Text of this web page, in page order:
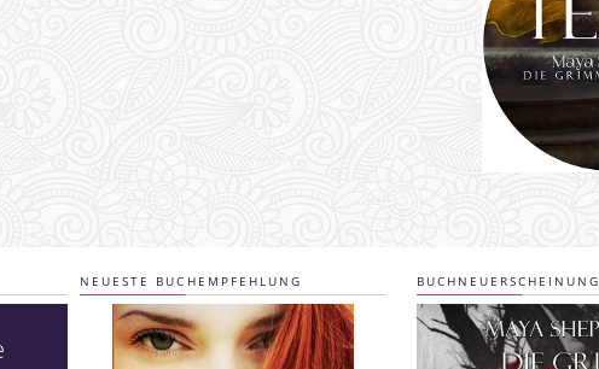
NEUESTE BUCHEMPFEHLUNG BUCHNEUERSCHEINUNG